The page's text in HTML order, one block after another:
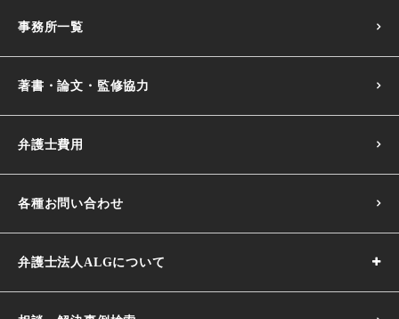
事務所一覧
著書・論文・監修協力
弁護士費用
各種お問い合わせ
弁護士法人ALGについて